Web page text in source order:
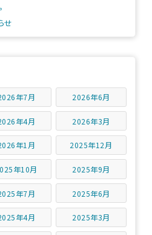
せ
年7月 2026年6月
年4月 2026年3月
年1月 2025年12月
年10月 2025年9月
年7月 2025年6月
年4月 2025年3月